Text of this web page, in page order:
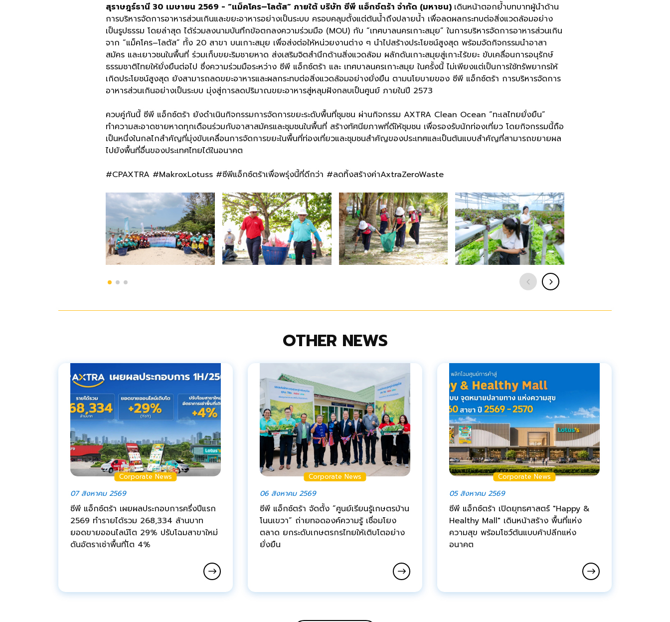
สุราษฎร์ธานี 30 เมษายน 2569 - “แม็คโคร–โลตัส” ภายใต้ บริษัท ซีพี แอ็กซ์ตร้า จำกัด (มหาชน) เดินหน้าตอกย้ำบทบาทผู้นำด้าน
การบริหารจัดการอาหารส่วนเกินและขยะอาหารอย่างเป็นระบบ ครอบคลุมตั้งแต่ต้นน้ำถึงปลายน้ำ เพื่อลดผลกระทบต่อสิ่งแวดล้อมอย่าง
เป็นรูปธรรม โดยล่าสุด ได้ร่วมลงนามบันทึกข้อตกลงความร่วมมือ (MOU) กับ “เทศบาลนครเกาะสมุย” ในการบริหารจัดการอาหารส่วนเกิน
จาก “แม็คโคร–โลตัส” ทั้ง 20 สาขา บนเกาะสมุย เพื่อส่งต่อให้หน่วยงานต่าง ๆ นำไปสร้างประโยชน์สูงสุด พร้อมจัดกิจกรรมนำอาสา
สมัคร และเยาวชนในพื้นที่ ร่วมเก็บขยะริมชายหาด ส่งเสริมจิตสำนึกด้านสิ่งแวดล้อม ผลักดันเกาะสมุยสู่เกาะไร้ขยะ ขับเคลื่อนการอนุรักษ์
ธรรมชาติไทยให้ยั่งยืนต่อไป ซึ่งความร่วมมือระหว่าง ซีพี แอ็กซ์ตร้า และ เทศบาลนครเกาะสมุย ในครั้งนี้ ไม่เพียงแต่เป็นการใช้ทรัพยากรให้
เกิดประโยชน์สูงสุด ยังสามารถลดขยะอาหารและผลกระทบต่อสิ่งแวดล้อมอย่างยั่งยืน ตามนโยบายของ ซีพี แอ็กซ์ตร้า การบริหารจัดการ
อาหารส่วนเกินอย่างเป็นระบบ มุ่งสู่การลดปริมาณขยะอาหารสู่หลุมฝังกลบเป็นศูนย์ ภายในปี 2573
ควบคู่กันนี้ ซีพี แอ็กซ์ตร้า ยังดำเนินกิจกรรมการจัดการขยะระดับพื้นที่ชุมชน ผ่านกิจกรรม AXTRA Clean Ocean “ทะเลไทยยั่งยืน”
ทำความสะอาดชายหาดทุกเดือนร่วมกับอาสาสมัครและชุมชนในพื้นที่ สร้างทัศนียภาพที่ดีให้ชุมชน เพื่อรองรับนักท่องเที่ยว โดยกิจกรรมนี้ถือ
เป็นหนึ่งในกลไกสำคัญที่มุ่งขับเคลื่อนการจัดการขยะในพื้นที่ท่องเที่ยวและชุมชนสำคัญของประเทศและเป็นต้นแบบสำคัญที่สามารถขยายผล
ไปยังพื้นที่อื่นของประเทศไทยได้ในอนาคต
#CPAXTRA #MakroxLotuss #ซีพีแอ็กซ์ตร้าเพื่อพรุ่งนี้ที่ดีกว่า #ลดทิ้งสร้างค่าAxtraZeroWaste
OTHER NEWS
Corporate News
07 สิงหาคม 2569
ซีพี แอ็กซ์ตร้า เผยผลประกอบการครึ่งปีแรก
2569 ทำรายได้รวม 268,334 ล้านบาท
ยอดขายออนไลน์โต 29% ปรับโฉมสาขาใหม่
ดันอัตราเช่าพื้นที่โต 4%
Corporate News
06 สิงหาคม 2569
ซีพี แอ็กซ์ตร้า จัดตั้ง “ศูนย์เรียนรู้เกษตรบ้าน
โนนเขวา” ถ่ายทอดองค์ความรู้ เชื่อมโยง
ตลาด ยกระดับเกษตรกรไทยให้เติบโตอย่าง
ยั่งยืน
Corporate News
05 สิงหาคม 2569
ซีพี แอ็กซ์ตร้า เปิดยุทธศาสตร์ "Happy &
Healthy Mall" เดินหน้าสร้าง พื้นที่แห่ง
ความสุข พร้อมโชว์ต้นแบบค้าปลีกแห่ง
อนาคต